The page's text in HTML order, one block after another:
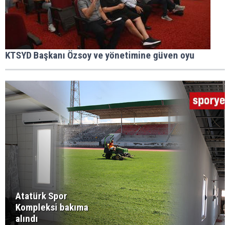
KTSYD Başkanı Özsoy ve yönetimine güven oyu
Atatürk Spor
Kompleksi bakıma
alındı